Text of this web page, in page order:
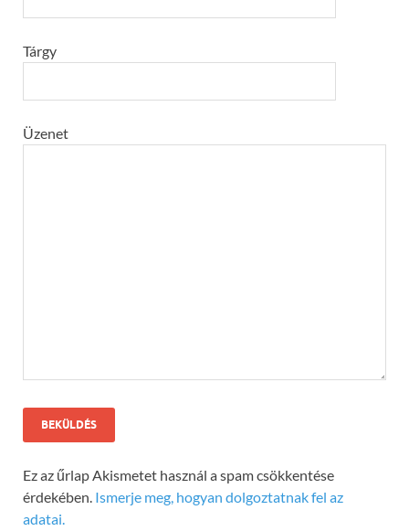
Tárgy
Üzenet
Ez az űrlap Akismetet használ a spam csökkentése
érdekében. Ismerje meg, hogyan dolgoztatnak fel az
adatai.